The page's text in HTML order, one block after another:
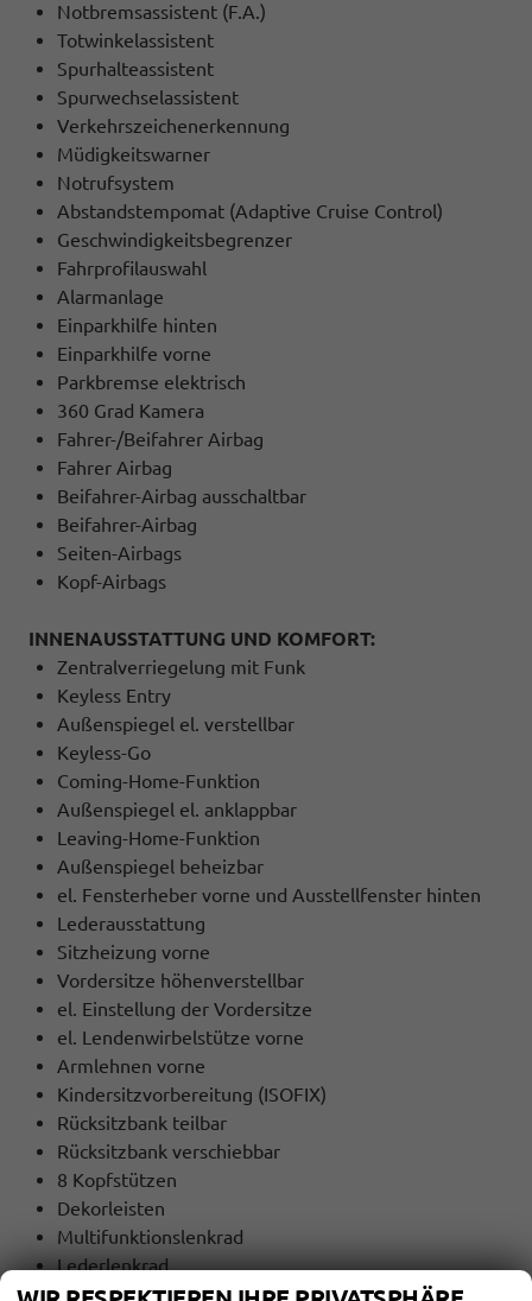
Notbremsassistent (F.A.)
Totwinkelassistent
Spurhalteassistent
Spurwechselassistent
Verkehrszeichenerkennung
Müdigkeitswarner
Notrufsystem
Abstandstempomat (Adaptive Cruise Control)
Geschwindigkeitsbegrenzer
Fahrprofilauswahl
Alarmanlage
Einparkhilfe hinten
Einparkhilfe vorne
Parkbremse elektrisch
360 Grad Kamera
Fahrer-/Beifahrer Airbag
Fahrer Airbag
Beifahrer-Airbag ausschaltbar
Beifahrer-Airbag
Seiten-Airbags
Kopf-Airbags
INNENAUSSTATTUNG UND KOMFORT:
Zentralverriegelung mit Funk
Keyless Entry
Außenspiegel el. verstellbar
Keyless-Go
Coming-Home-Funktion
Außenspiegel el. anklappbar
Leaving-Home-Funktion
Außenspiegel beheizbar
el. Fensterheber vorne und Ausstellfenster hinten
Lederausstattung
Sitzheizung vorne
Vordersitze höhenverstellbar
el. Einstellung der Vordersitze
el. Lendenwirbelstütze vorne
Armlehnen vorne
Kindersitzvorbereitung (ISOFIX)
Rücksitzbank teilbar
Rücksitzbank verschiebbar
8 Kopfstützen
Dekorleisten
Multifunktionslenkrad
Lederlenkrad
Lenkradheizung